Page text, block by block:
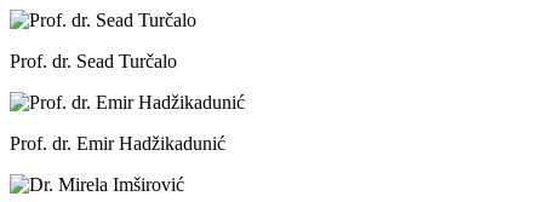
Prof. dr. Sead Turčalo
Prof. dr. Emir Hadžikadunić